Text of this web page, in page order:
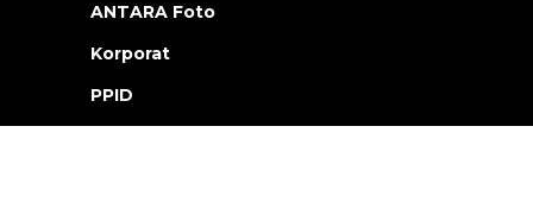
ANTARA Foto
Korporat
PPID